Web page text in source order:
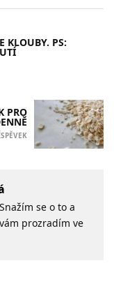
KLOUBY. PS:
PRO
se o to a
prozradím ve